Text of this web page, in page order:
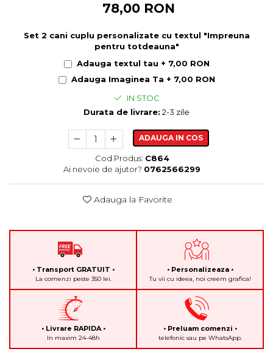
78,00 RON
Set 2 cani cuplu personalizate cu textul "Impreuna
pentru totdeauna"
Adauga textul tau + 7,00 RON
Adauga Imaginea Ta + 7,00 RON
IN STOC
Durata de livrare: 2-3 zile
ADAUGA IN COS
Cod Produs: C864
Ai nevoie de ajutor? 0762566299
Adauga la Favorite
• Transport GRATUIT •
La comenzi peste 350 lei.
• Personalizeaza •
Tu vii cu ideea, noi creem grafica!
• Livrare RAPIDA •
In maxim 24-48h
• Preluam comenzi •
telefonic sau pe WhatsApp.